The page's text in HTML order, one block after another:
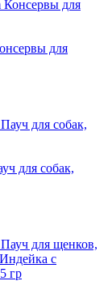
для
для собак,